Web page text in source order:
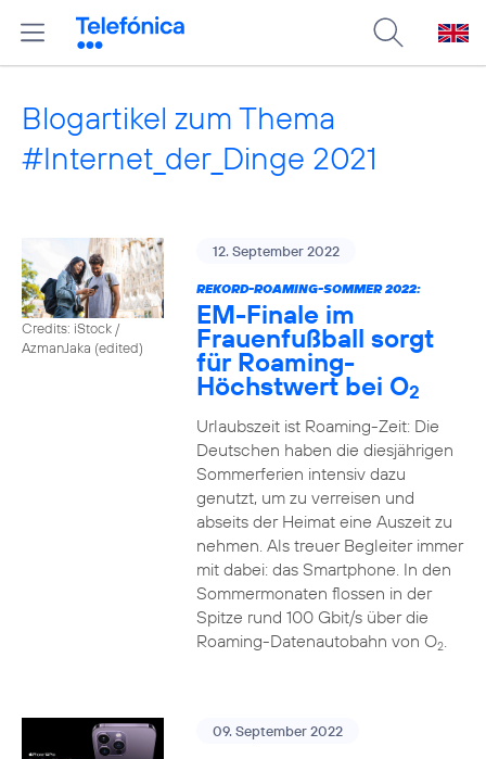
Blogartikel zum Thema
#Internet_der_Dinge 2021
Credits: iStock /
AzmanJaka (edited)
12. September 2022
REKORD-ROAMING-SOMMER 2022:
EM-Finale im
Frauenfußball sorgt
für Roaming-
Höchstwert bei O2
Urlaubszeit ist Roaming-Zeit: Die
Deutschen haben die diesjährigen
Sommerferien intensiv dazu
genutzt, um zu verreisen und
abseits der Heimat eine Auszeit zu
nehmen. Als treuer Begleiter immer
mit dabei: das Smartphone. In den
Sommermonaten flossen in der
Spitze rund 100 Gbit/s über die
Roaming-Datenautobahn von O2.
09. September 2022